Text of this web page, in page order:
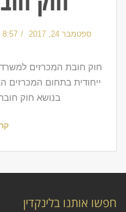
ספטמבר 24, 2017 8:57 pm
חוק חובת המכרזים
ייחודית בתחום המכרזים
בנושא חוק
חפשו אותנו בלינקדין